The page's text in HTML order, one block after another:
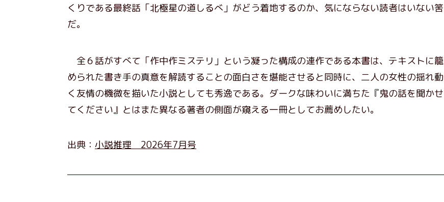
くりである最終話「北極星の道しるべ」がどう着地するのか、気にならない読者はいない筈
だ。
全６話がすべて「作中作ミステリ」という凝った構成の連作である本書は、テキストに籠
められた書き手の真意を解読することの面白さを堪能させると同時に、二人の女性の揺れ動
く友情の機微を描いた小説としても秀逸である。ダークな味わいに満ちた『鬼の話を聞かせ
てください』とはまた異なる著者の側面が窺える一冊としてお薦めしたい。
出典： 小説推理 2026年7月号